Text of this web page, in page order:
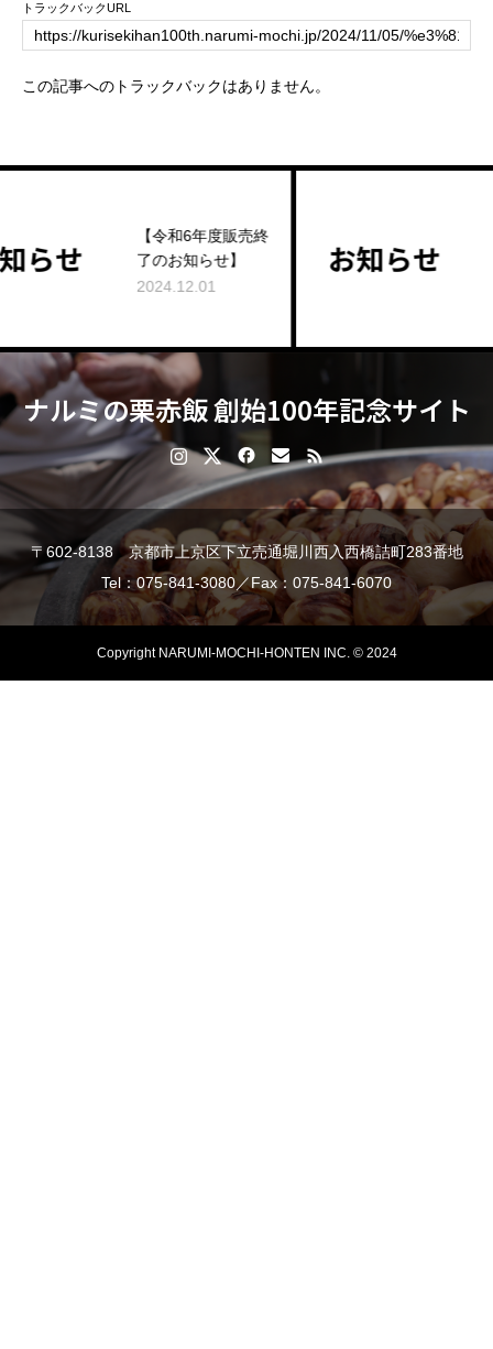
トラックバックURL
この記事へのトラックバックはありません。
【令和6年度販売終
了のお知らせ】
らせ
ナルミの栗赤飯 創始100年記念サイト
〒602-8138 京都市上京区下立売通堀川西入西橋詰町283番地
Tel：075-841-3080／Fax：075-841-6070
Copyright NARUMI-MOCHI-HONTEN INC. © 2024